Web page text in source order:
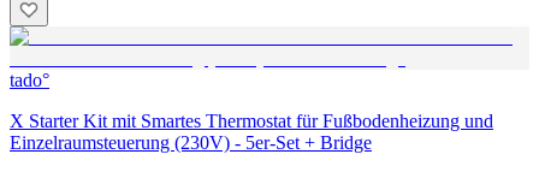
tado°
X Starter Kit mit Smartes Thermostat für Fußbodenheizung und
Einzelraumsteuerung (230V) - 5er-Set + Bridge